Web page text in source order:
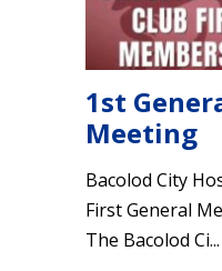
1st
Meeting
Bacolod City
First General
The Bacolod Ci...